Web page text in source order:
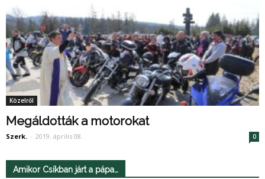
Közelről
Megáldották a motorokat
Szerk. - 2019. április 08. 0
Amikor Csíkban járt a pápa…